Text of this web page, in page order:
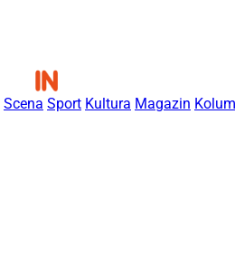
Scena Sport Kultura Magazin